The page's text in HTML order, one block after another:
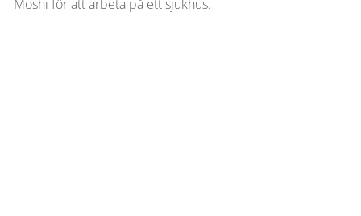
Moshi för att arbeta på ett sjukhus.